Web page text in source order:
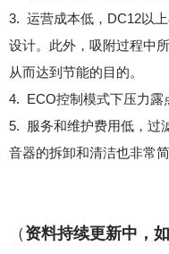
3. 运营成本低，DC12以
设计。此外，吸附过程中
从而达到节能的目的。
4. ECO控制模式下压力露
5. 服务和维护费用低，过
音器的拆卸和清洁也非常简
（ 资料持续更新中，